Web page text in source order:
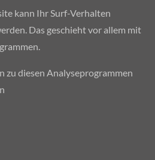
kann Ihr Surf-Verhalten
Das geschieht vor allem mit
diesen Analyseprogrammen